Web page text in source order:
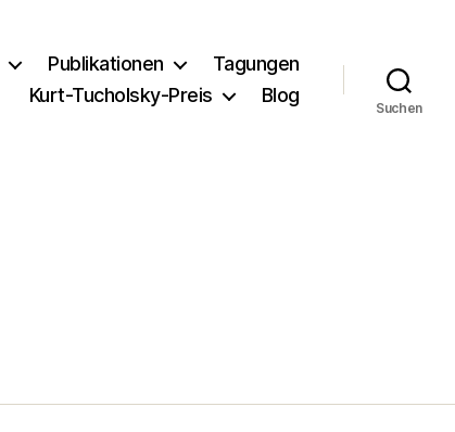
Publikationen
Tagungen
Kurt-Tucholsky-Preis
Blog
Suchen